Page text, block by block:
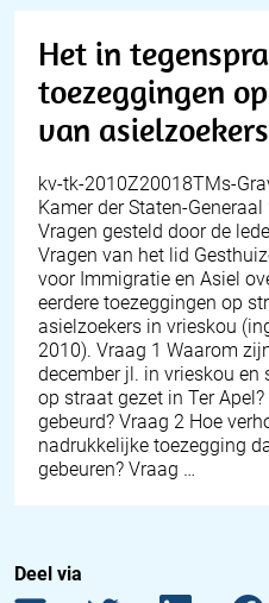
Het in
toezeggingen
van
kv-tk-2010Z20018TMs-
Kamer der Staten-
Vragen gesteld door de
Vragen van het lid
voor Immigratie en Asiel
eerdere toezeggingen op
asielzoekers in vrieskou
2010). Vraag 1 Waarom
december jl. in vrieskou en
op straat gezet in Ter
gebeurd? Vraag 2 Hoe
nadrukkelijke toezegging
gebeuren? Vraag …
Deel via